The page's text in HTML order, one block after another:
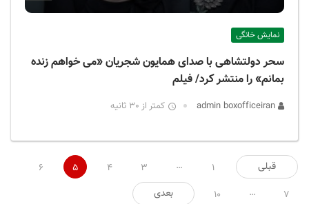
نمایش خانگی
سحر دولتشاهی با صدای همایون شجریان «می خواهم زنده
بمانم» را منتشر کرد/ فیلم
کمتر از 30 ثانیه
صفحه‌بندی
نوشته‌ها
قبلی 1
…
3
4
5
6
7
…
10 بعدی